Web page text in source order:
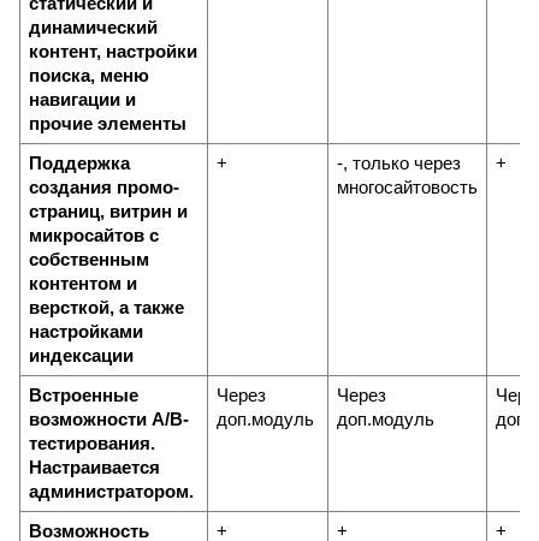
статический и
динамический
контент, настройки
поиска, меню
навигации и
прочие элементы
Поддержка
создания промо-
страниц, витрин и
микросайтов с
собственным
контентом и
версткой, а также
настройками
индексации
+
-, только через
многосайтовость
+
Встроенные
возможности А/В-
тестирования.
Настраивается
администратором.
Через
доп.модуль
Через
доп.модуль
Возможность
+ + +